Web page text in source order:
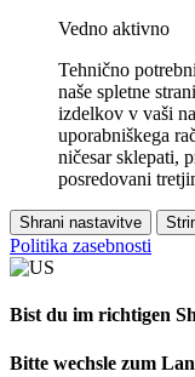
Vedno aktivno
Tehnično
naše spletne
izdelkov v vaši
uporabniškega
ničesar sklepati,
posredovani
Shrani nastavitve
Politika zasebnosti
Bist du im richtigen
Bitte wechsle zum